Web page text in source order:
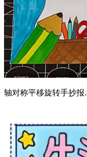
轴对称平移旋转手抄